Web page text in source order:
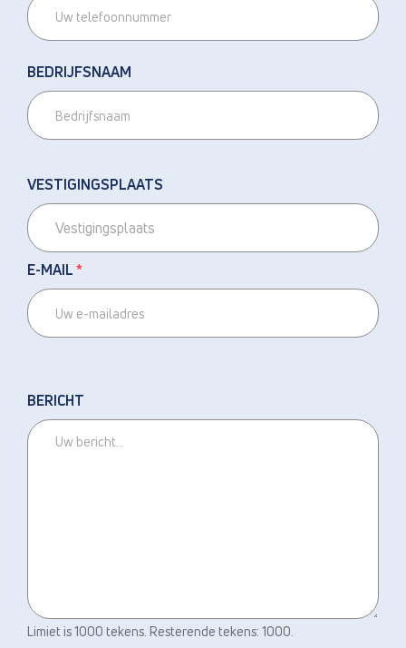
BEDRIJFSNAAM
VESTIGINGSPLAATS
E-MAIL*
BERICHT
Limiet is 1000 tekens. Resterende tekens: 1000.